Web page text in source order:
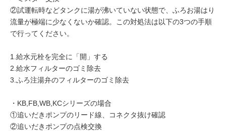
②試運転時などタンクに湯が沸いていない状態で、ふろお湯はり
流量が極端に少なくないか確認。この対処法は以下の3つの手順
で行ってください。
1.給水元栓を完全に「開」する
2.給水フィルターのゴミ除去
3.ふろ注湯弁のフィルターのゴミ除去
・KB,FB,WB,KCシリーズの場合
①追いだきポンプのリード線、コネクタ抜け確認
②追いだきポンプの点検交換